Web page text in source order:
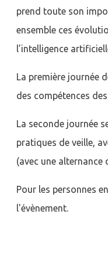
prend toute son
ensemble ces
l’intelligence
La première journée
des compétences
La seconde journée
pratiques de veille,
(avec une alternance
Pour les personnes
l'évènement.
Adresse email *
Mot de passe
Rester